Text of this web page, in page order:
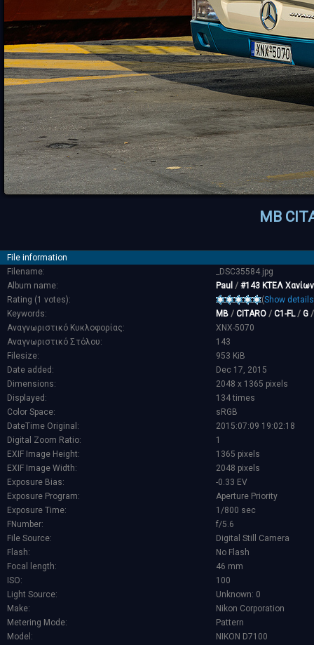
MB
File information
Filename:
_DSC35584.jpg
Album name:
Paul / #143 ΚΤΕΛ
Rating (1 votes):
(Show details
Keywords:
MB / CITARO / C1-FL/ G
Αναγνωριστικό Κυκλοφορίας:
XNX-5070
Αναγνωριστικό Στόλου:
143
Filesize:
953 KiB
Date added:
Dec 17, 2015
Dimensions:
2048 x 1365 pixels
Displayed:
134 times
Color Space:
sRGB
DateTime Original:
2015:07:09 19:02:18
Digital Zoom Ratio:
1
EXIF Image Height:
1365 pixels
EXIF Image Width:
2048 pixels
Exposure Bias:
-0.33 EV
Exposure Program:
Aperture Priority
Exposure Time:
1/800 sec
FNumber:
f/5.6
File Source:
Digital Still Camera
Flash:
No Flash
Focal length:
46 mm
ISO:
100
Light Source:
Unknown: 0
Make:
Nikon Corporation
Metering Mode:
Pattern
Model:
NIKON D7100